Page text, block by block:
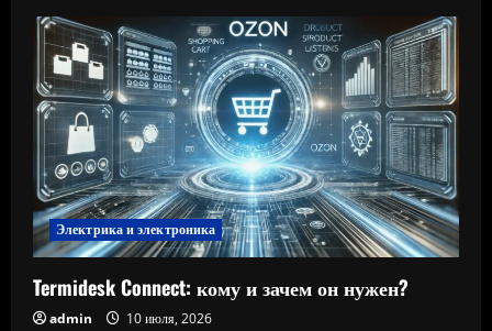
Электрика и электроника
Termidesk Connect: кому и зачем он нужен?
admin 10 июля, 2026